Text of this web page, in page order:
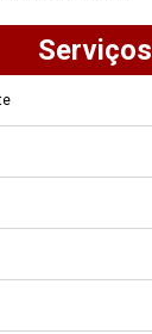
Serviços